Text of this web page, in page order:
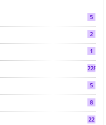
5
2
1
2286
5
8
22